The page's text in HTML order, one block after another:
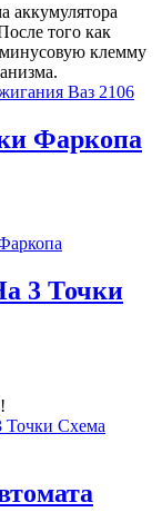
аккумулятора
того как
клемму
Ваз 2106
Фаркопа
3 Точки
Точки Схема